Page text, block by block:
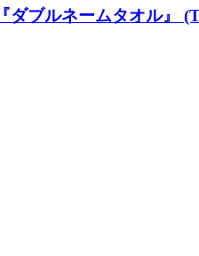
ブルネームタオル』